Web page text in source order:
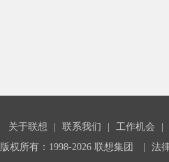
关于联想 联系我们 工作机会
版权所有：1998-2026 联想集团
法